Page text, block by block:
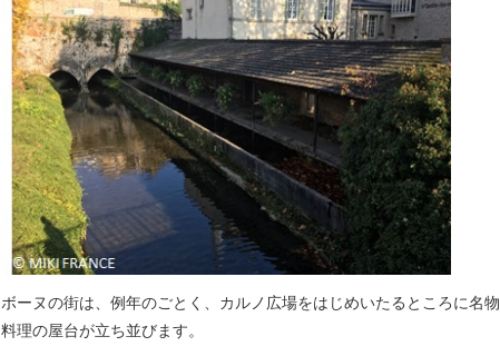
ボーヌの街は、例年のごとく、カルノ広場をはじめいたるところに名物
料理の屋台が立ち並びます。